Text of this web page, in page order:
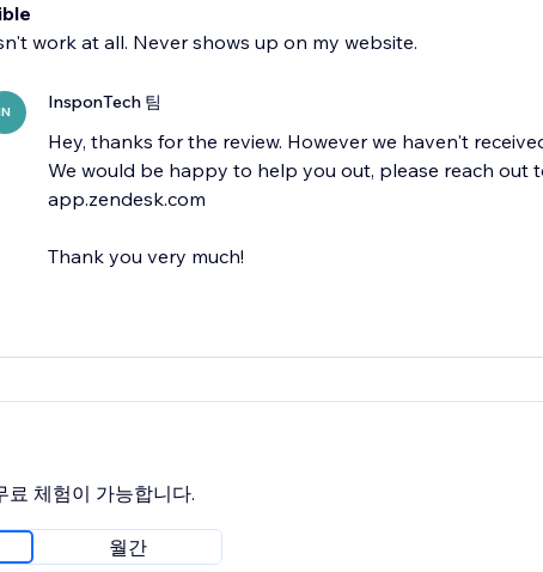
work at all. Never shows up on my website.
InsponTech 팀
Hey, thanks for the review. However we haven't
We would be happy to help you out, please reach
app.zendesk.com
Thank you very much!
료 체험이 가능합니다.
월간